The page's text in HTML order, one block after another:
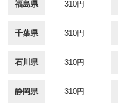
福島県 310円
千葉県 310円
石川県 310円
静岡県 310円